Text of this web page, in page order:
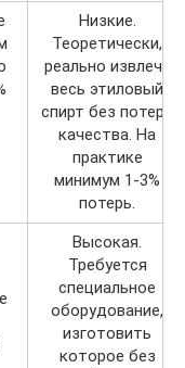
Низкие.
Теоретически,
реально извлечь
весь этиловый
спирт без потери
качества. На
практике
минимум 1-3%
потерь.
Высокая.
Требуется
специальное
оборудование,
изготовить
которое без